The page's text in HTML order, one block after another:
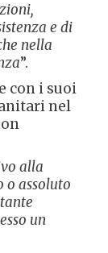
e di
nella
”.
con i suoi
nel
alla
o assoluto
un